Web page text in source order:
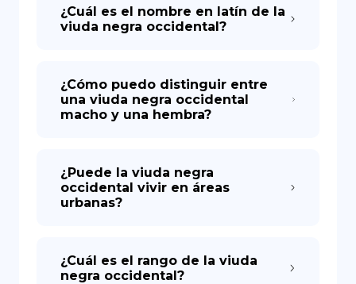
¿Cuál es el nombre en latín de la
viuda negra occidental?
¿Cómo puedo distinguir entre
una viuda negra occidental
macho y una hembra?
¿Puede la viuda negra
occidental vivir en áreas
urbanas?
¿Cuál es el rango de la viuda
negra occidental?